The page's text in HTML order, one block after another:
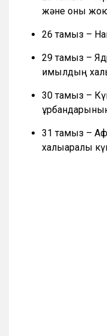
және оны
26 тамыз –
29 тамыз –
қимылдың
30 тамыз –
31 тамыз –
халықаралық